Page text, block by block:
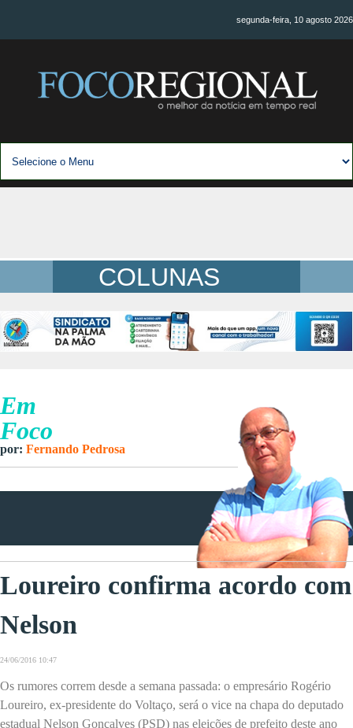
segunda-feira, 10 agosto 2026
COLUNAS
Em
Foco
por: Fernando Pedrosa
Loureiro confirma acordo com
Nelson
24/06/2016 10:47
Os rumores correm desde a semana passada: o empresário Rogério
Loureiro, ex-presidente do Voltaço, será o vice na chapa do deputado
estadual Nelson Gonçalves (PSD) nas eleições de prefeito deste ano